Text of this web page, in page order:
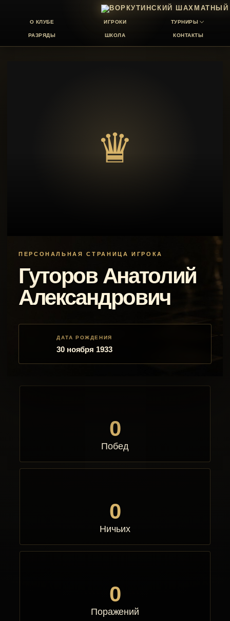
О КЛУБЕ ИГРОКИ ТУРНИРЫ
РАЗРЯДЫ ШКОЛА КОНТАКТЫ
♛
ПЕРСОНАЛЬНАЯ СТРАНИЦА ИГРОКА
Гуторов Анатолий
Александрович
ДАТА РОЖДЕНИЯ
30 ноября 1933
0
Побед
0
Ничьих
0
Поражений